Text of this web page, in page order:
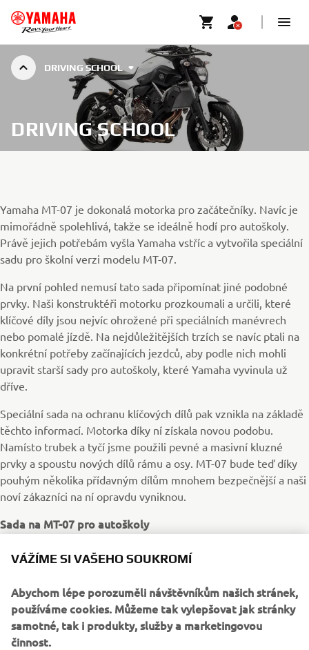
DRIVING SCHOOL
DRIVING SCHOOL
Yamaha MT-07 je dokonalá motorka pro začátečníky. Navíc je
mimořádně spolehlivá, takže se ideálně hodí pro autoškoly.
Právě jejich potřebám vyšla Yamaha vstříc a vytvořila speciální
sadu pro školní verzi modelu MT-07.
Na první pohled nemusí tato sada připomínat jiné podobné
prvky. Naši konstruktéři motorku prozkoumali a určili, které
klíčové díly jsou nejvíc ohrožené při speciálních manévrech
nebo pomalé jízdě. Na nejdůležitějších trzích se navíc ptali na
konkrétní potřeby začínajících jezdců, aby podle nich mohli
upravit starší sady pro autoškoly, které Yamaha vyvinula už
dříve.
Speciální sada na ochranu klíčových dílů pak vznikla na základě
těchto informací. Motorka díky ní získala novou podobu.
Namísto trubek a tyčí jsme použili pevné a masivní kluzné
prvky a spoustu nových dílů rámu a osy. MT-07 bude teď díky
pouhým několika přídavným dílům mnohem bezpečnější a naši
noví zákazníci na ní opravdu vyniknou.
Sada na MT-07 pro autoškoly
Sada na MT-07 pro autoškoly se skládá z následujících dílů.
Kryt motoru (1WSF11D10000)
Chránič rukou (1WSF11D00000)
Spodní kryt motoru (1WSF11D20000)
VÁŽÍME SI VAŠEHO SOUKROMÍ
Abychom lépe porozuměli návštěvníkům našich stránek,
používáme cookies. Můžeme tak vylepšovat jak stránky
samotné, tak i produkty, služby a marketingovou
činnost.